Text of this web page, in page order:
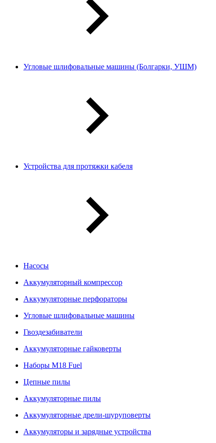
Угловые шлифовальные машины (Болгарки, УШМ)
Устройства для протяжки кабеля
Насосы
Аккумуляторный компрессор
Аккумуляторные перфораторы
Угловые шлифовальные машины
Гвоздезабиватели
Аккумуляторные гайковерты
Наборы M18 Fuel
Цепные пилы
Аккумуляторные пилы
Аккумуляторные дрели-шуруповерты
Аккумуляторы и зарядные устройства